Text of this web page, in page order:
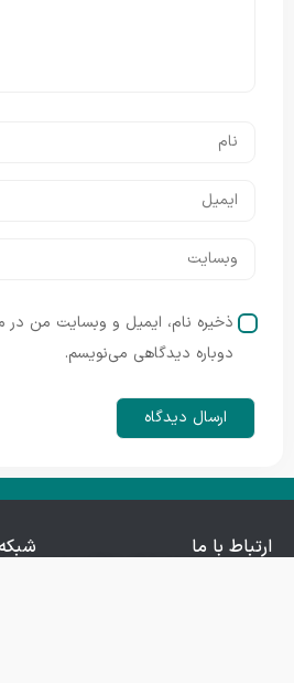
ذخیره نام، ایمیل و وبسایت من در
دوباره دیدگاهی می‌نویسم.
ارتباط با ما